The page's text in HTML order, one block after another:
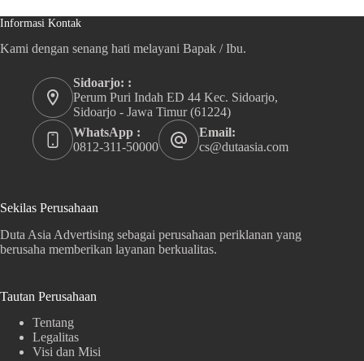
Informasi Kontak
Kami dengan senang hati melayani Bapak / Ibu.
Sidoarjo: :
Perum Puri Indah ED 44 Kec. Sidoarjo,
Sidoarjo - Jawa Timur (61224)
WhatsApp :
0812-311-50000
Email:
cs@dutaasia.com
Sekilas Perusahaan
Duta Asia Advertising sebagai perusahaan periklanan yang
berusaha memberikan layanan berkualitas.
Tautan Perusahaan
Tentang
Legalitas
Visi dan Misi